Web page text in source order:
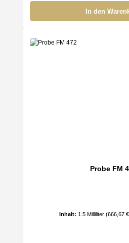
In den
Probe FM
Inhalt: 1.5 Milliliter (666,67